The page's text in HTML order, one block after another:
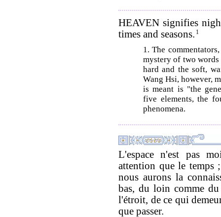
HEAVEN signifies
times and seasons. 1
1. The
mystery of two
hard and the soft,
Wang Hsi, however,
is meant is "the
five elements, the
phenomena.
L'espace n'est pas
attention que le temps
nous aurons la
bas, du loin comme
l'étroit, de ce qui
que passer.